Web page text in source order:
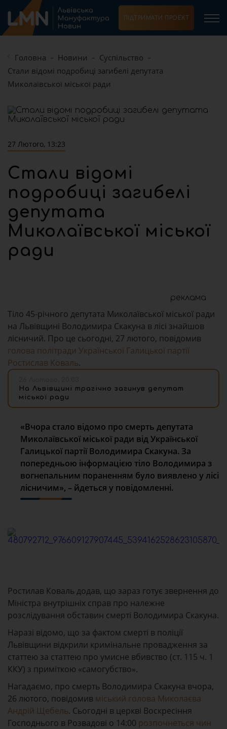
ПІДТРИМАТИ ПРОЕКТ
Головна Новини
Суспільство
Стали відомі подробиці загибелі депутата
Миколаївської міської ради
27 Лютого, 13:23
Стали відомі
подробиці загибелі
депутата
Миколаївської міської
ради
реклама
Тіло 45-річного депутата Миколаївської міської ради
на Львівщині Володимира Скакуна в лісі знайшов
лісничий. Про це сьогодні, 27 лютого, повідомив
голова політради Української Галицької партії
Ростислав Коваль.
На Львівщині трагічно загинув депутат
міської ради
«Вчора стало відомо про смерть депутата
Миколаївської міської ради від Української
Галицької партії Володимира Скакуна. За
попередньою інформацією тіло Володимира з
вогнепальним пораненням було виявлено у лісі
лісничим», – йдеться у повідомленні.
Ростилав Коваль додав, що зараз готує звернення до
Міністра внутрішніх справ про належне
розслідування обставин смерті Володимира Скакуна.
Наразі відомо, що за фактом смерті в поліції
Львівщини відкрили кримінальне провадження за
статтею за статтею про умисне вбивство (ст. 115 ч. 1
ККУ) з приміткою «самогубство».
Нагадаємо, про смерть Володимира Скакуна вчора,
26 лютого, повідомив міський голова Миколаєва
Андрій Щебель. Сьогодні в церкві Воскресіння
Господнього в Розвадові о 14:00 розпочнеться чин